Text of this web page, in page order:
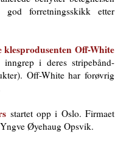
forretningsskikk etter
Off-White
i deres stripebånd-
Off-White har forøvrig
startet opp i Oslo. Firmaet
Øyehaug Opsvik.